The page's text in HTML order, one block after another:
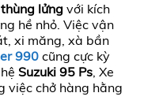
lửng với kích
hề nhỏ. Việc vận
xi măng, xà bần
990cũng cực kỳ
Suzuki 95 Ps, Xe
việc chở hàng hằng